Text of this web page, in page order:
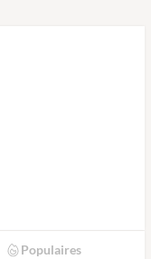
Populaires